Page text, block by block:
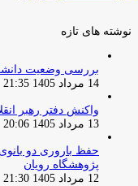
نوشته های تازه
بررسی وضعیت
14 مرداد 1405 21:35
واکنش دفتر رهبر
13 مرداد 1405 20:06
حفظ باروری دو
پژوهشگاه رویان
12 مرداد 1405 21:30